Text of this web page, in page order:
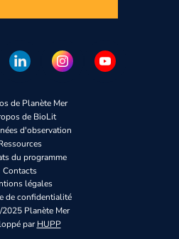
de Planète Mer
de BioLit
d'observation
du programme
Contacts
légales
de confidentialité
Planète Mer
parHUPP